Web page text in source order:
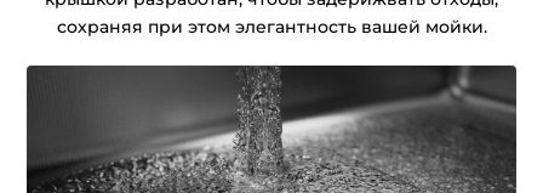
сохраняя при этом элегантность вашей мойки.